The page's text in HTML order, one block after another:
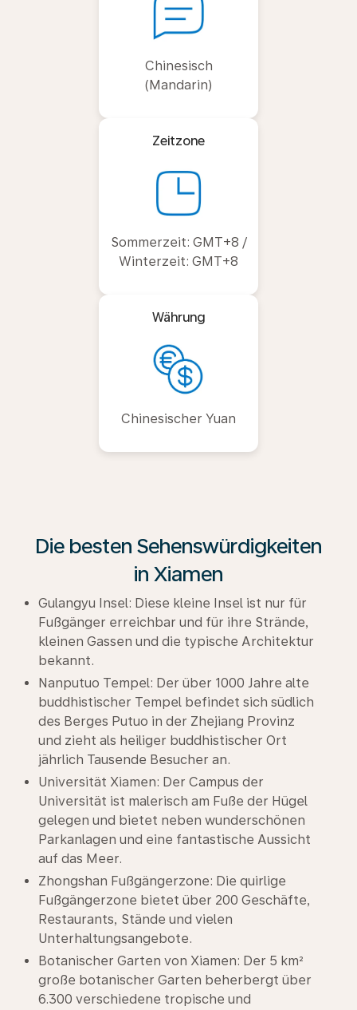
Chinesisch
(Mandarin)
Zeitzone
Sommerzeit: GMT+8 /
Winterzeit: GMT+8
Währung
Chinesischer Yuan
Die besten Sehenswürdigkeiten
in Xiamen
Gulangyu Insel: Diese kleine Insel ist nur für
Fußgänger erreichbar und für ihre Strände,
kleinen Gassen und die typische Architektur
bekannt.
Nanputuo Tempel: Der über 1000 Jahre alte
buddhistischer Tempel befindet sich südlich
des Berges Putuo in der Zhejiang Provinz
und zieht als heiliger buddhistischer Ort
jährlich Tausende Besucher an.
Universität Xiamen: Der Campus der
Universität ist malerisch am Fuße der Hügel
gelegen und bietet neben wunderschönen
Parkanlagen und eine fantastische Aussicht
auf das Meer.
Zhongshan Fußgängerzone: Die quirlige
Fußgängerzone bietet über 200 Geschäfte,
Restaurants, Stände und vielen
Unterhaltungsangebote.
Botanischer Garten von Xiamen: Der 5 km²
große botanischer Garten beherbergt über
6.300 verschiedene tropische und